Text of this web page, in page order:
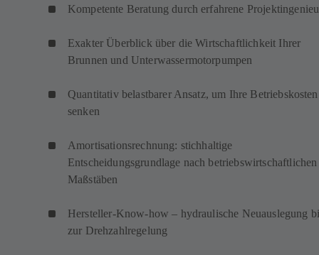
Kompetente Beratung durch erfahrene
Exakter Überblick über die Wirtschaftlichkeit Ihrer
Brunnen und Unterwassermotorpumpen
Quantitativ belastbarer Ansatz, um Ihre
senken
Amortisationsrechnung: stichhaltige
Entscheidungsgrundlage nach betriebswirtschaftlichen
Maßstäben
Hersteller-Know-how – hydraulische Neuauslegung
zur Drehzahlregelung